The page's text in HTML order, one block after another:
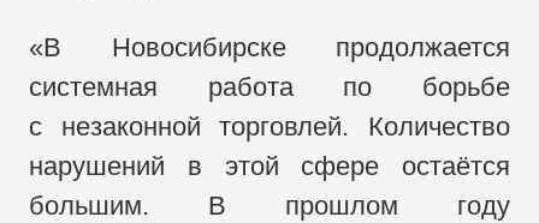
«В Новосибирске продолжается
системная работа по борьбе
с незаконной торговлей. Количество
нарушений в этой сфере остаётся
большим. В прошлом году